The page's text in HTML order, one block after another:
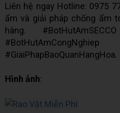
Liên hệ ngay Hotline: 0975
ẩm và giải pháp chống ẩm
hàng.
#GiaiPhapBaoQuanHangHoa.
Hình ảnh: